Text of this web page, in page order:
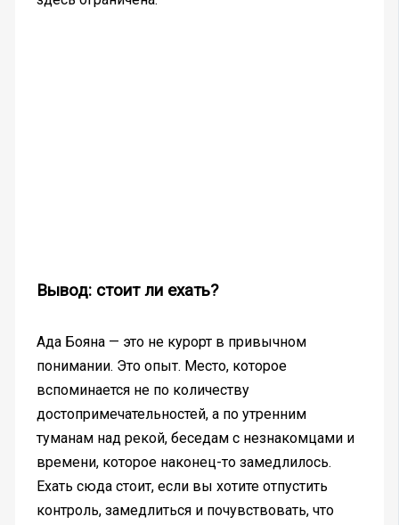
Вывод: стоит ли ехать?
Ада Бояна — это не курорт в привычном
понимании. Это опыт. Место, которое
вспоминается не по количеству
достопримечательностей, а по утренним
туманам над рекой, беседам с незнакомцами и
времени, которое наконец-то замедлилось.
Ехать сюда стоит, если вы хотите отпустить
контроль, замедлиться и почувствовать, что